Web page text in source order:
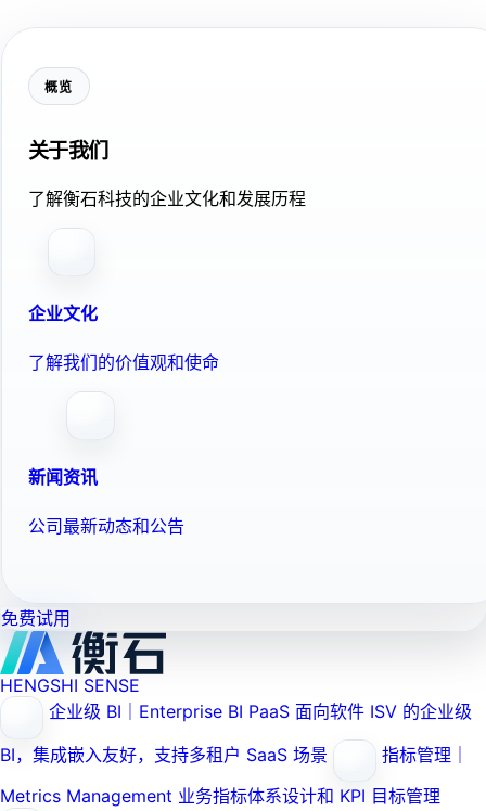
概览
关于我们
了解衡石科技的企业文化和发展历程
企业文化
了解我们的价值观和使命
新闻资讯
公司最新动态和公告
免费试用
HENGSHI SENSE
企业级 BI｜Enterprise BI PaaS 面向软件 ISV 的企业级
BI，集成嵌入友好，支持多租户 SaaS 场景
指标管理｜
Metrics Management 业务指标体系设计和 KPI 目标管理